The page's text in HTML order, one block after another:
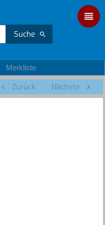
Suche
Merkliste
Zurück Nächste